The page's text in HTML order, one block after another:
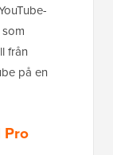
som
från
på en
Pro